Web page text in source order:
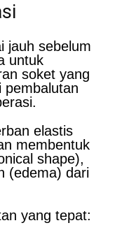
jauh sebelum
untuk
soket yang
pembalutan
elastis
membentuk
shape),
(edema) dari
yang tepat: